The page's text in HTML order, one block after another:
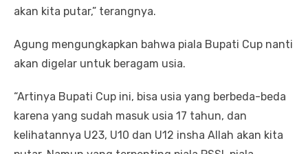
akan kita putar,” terangnya.
Agung mengungkapkan bahwa piala Bupati Cup nanti
akan digelar untuk beragam usia.
“Artinya Bupati Cup ini, bisa usia yang berbeda-beda
karena yang sudah masuk usia 17 tahun, dan
kelihatannya U23, U10 dan U12 insha Allah akan kita